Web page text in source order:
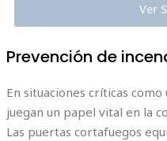
Ver
Prevención de
En situaciones críticas
juegan un papel vital en la
Las puertas cortafuegos